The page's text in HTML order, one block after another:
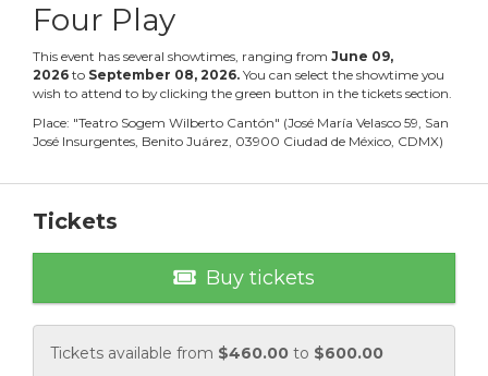
Four Play
This event has several showtimes, ranging from June 09,
2026 to September 08, 2026. You can select the showtime you
wish to attend to by clicking the green button in the tickets section.
Place: "Teatro Sogem Wilberto Cantón" (José María Velasco 59, San
José Insurgentes, Benito Juárez, 03900 Ciudad de México, CDMX)
Tickets
Buy tickets
Tickets available from $460.00 to $600.00